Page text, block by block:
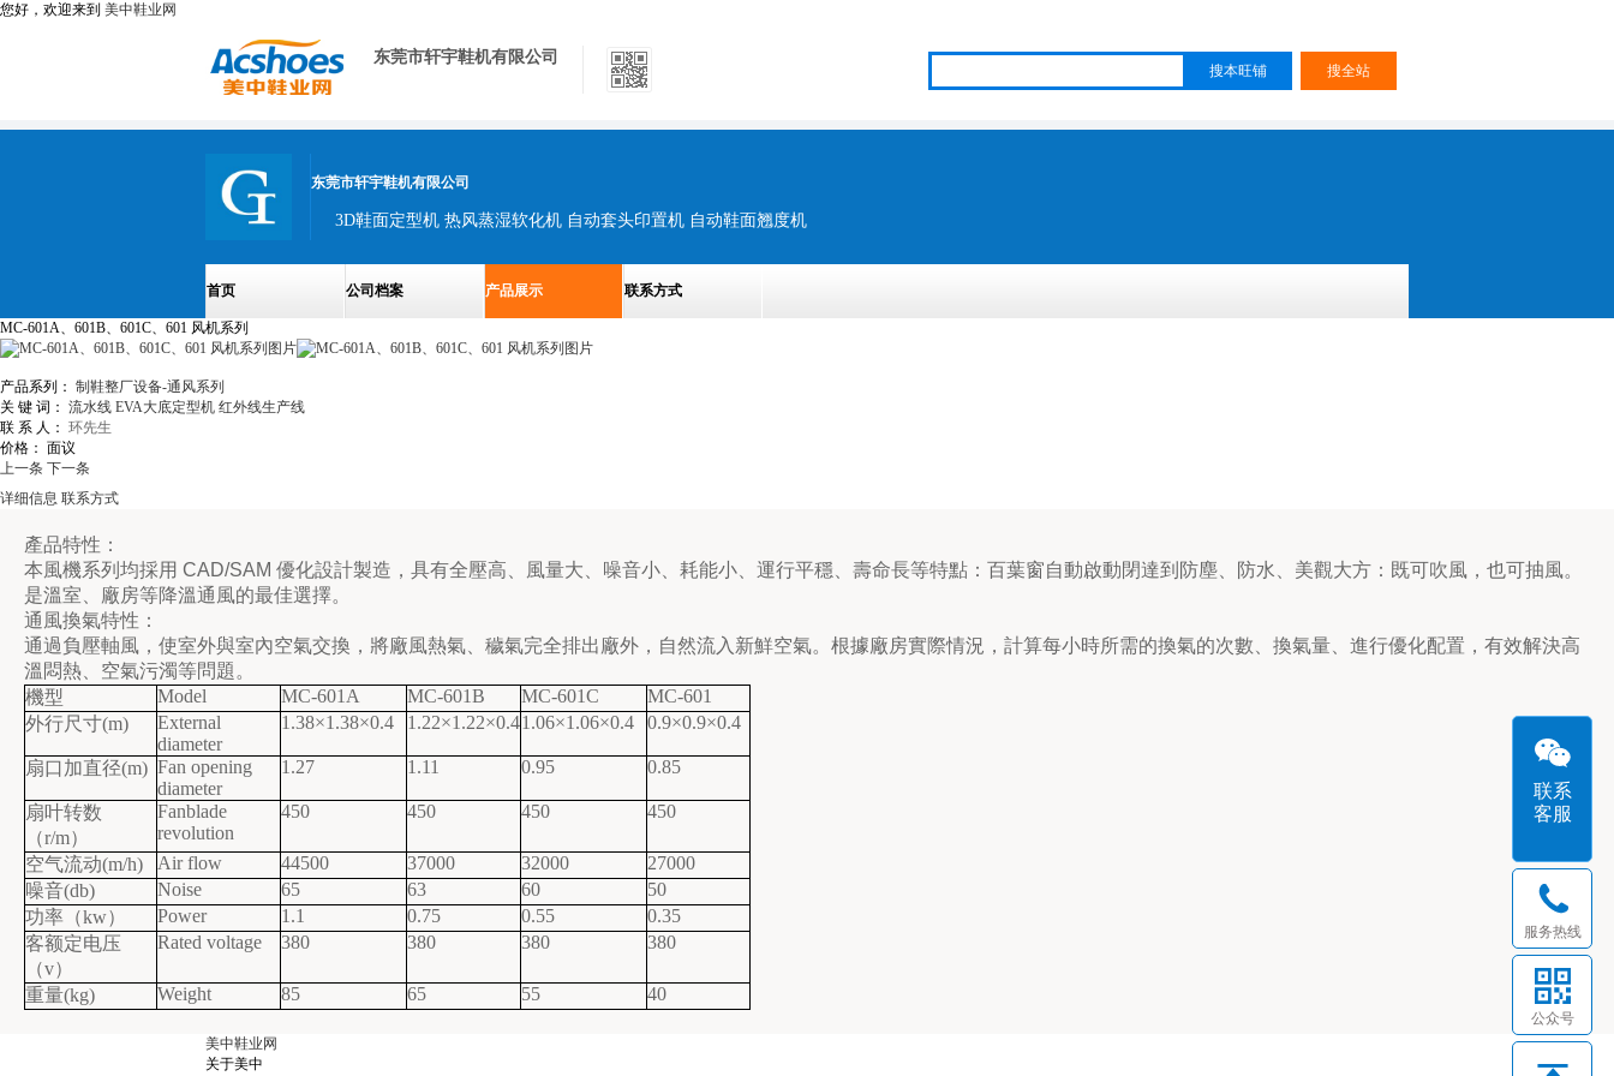
您好，欢迎来到 美中鞋业网
东莞市轩宇鞋机有限公司
东莞市轩宇鞋机有限公司
3D鞋面定型机 热风蒸湿软化机 自动套头印置机 自动鞋面翘度机
首页 公司档案 产品展示 联系方式
MC-601A、601B、601C、601 风机系列
产品系列： 制鞋整厂设备-通风系列
关 键 词： 流水线 EVA大底定型机 红外线生产线
联 系 人： 环先生
价格： 面议
上一条 下一条
详细信息 联系方式
產品特性：
本風機系列均採用 CAD/SAM 優化設計製造，具有全壓高、風量大、噪音小、耗能小、運行平穩、壽命長等特點：百葉窗自動啟動閉達到防塵、防水、美觀大方：既可吹風，也可抽風。
是溫室、廠房等降溫通風的最佳選擇。
通風換氣特性：
通過負壓軸風，使室外與室內空氣交換，將廠風熱氣、穢氣完全排出廠外，自然流入新鮮空氣。根據廠房實際情況，計算每小時所需的換氣的次數、換氣量、進行優化配置，有效解決高
溫悶熱、空氣污濁等問題。
機型
Model MC-601A MC-601B MC-601C
MC-601
外行尺寸(m)
External
diameter
1.38×1.38×0.4 1.22×1.22×0.41.06×1.06×0.4 0.9×0.9×0.4
扇口加直径(m) Fan opening
diameter
1.27 1.11 0.95 0.85
扇叶转数
（r/m）
Fanblade
revolution
450 450 450 450
空气流动(m/h) Air flow 44500 37000 32000
27000
噪音(db) Noise 65 63 60
50
功率（kw） Power 1.1 0.75 0.55
0.35
客额定电压
（v）
Rated voltage 380 380 380 380
重量(kg) Weight 85 65 55 40
美中鞋业网
关于美中
联系
客服
服务热线
公众号